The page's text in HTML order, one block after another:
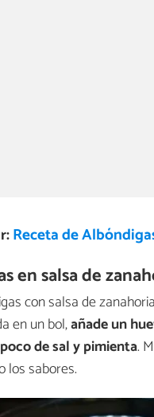
Receta de
en salsa de
con salsa de
en un bol,añade un
de sal y pimienta.
los sabores.